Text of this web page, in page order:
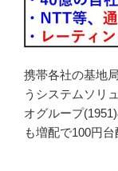
携帯各社の基地
うシステムソリ
オグループ
も増配で100円